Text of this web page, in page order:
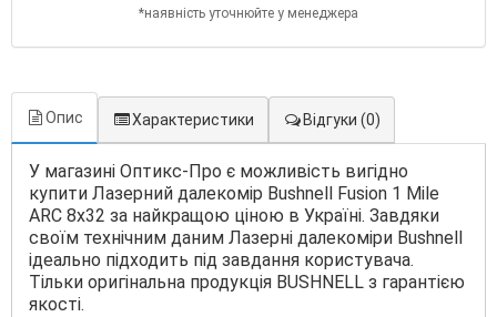
*наявність уточнюйте у менеджера
Опис Характеристики Відгуки (0)
У магазині Оптикс-Про є можливість вигідно
купити Лазерний далекомір Bushnell Fusion 1 Mile
ARC 8x32 за найкращою ціною в Україні. Завдяки
своїм технічним даним Лазерні далекоміри Bushnell
ідеально підходить під завдання користувача.
Тільки оригінальна продукція BUSHNELL з гарантією
якості.